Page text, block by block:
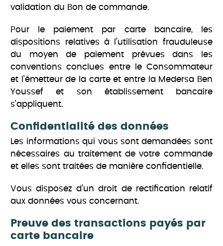
validation du Bon de commande.
Pour le paiement par carte bancaire, les
dispositions relatives à l’utilisation frauduleuse
du moyen de paiement prévues dans les
conventions conclues entre le Consommateur
et l’émetteur de la carte et entre la Medersa Ben
Youssef et son établissement bancaire
s’appliquent.
Confidentialité des données
Les informations qui vous sont demandées sont
nécessaires au traitement de votre commande
et elles sont traitées de manière confidentielle.
Vous disposez d’un droit de rectification relatif
aux données vous concernant.
Preuve des transactions payés par
carte bancaire